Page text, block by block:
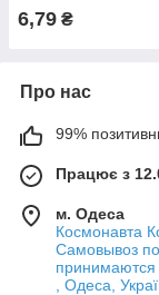
6,79 ₴
Про нас
99%
Працює з
м. Одеса
Космонавта
Самовывоз по
принимаются
, Одеса,